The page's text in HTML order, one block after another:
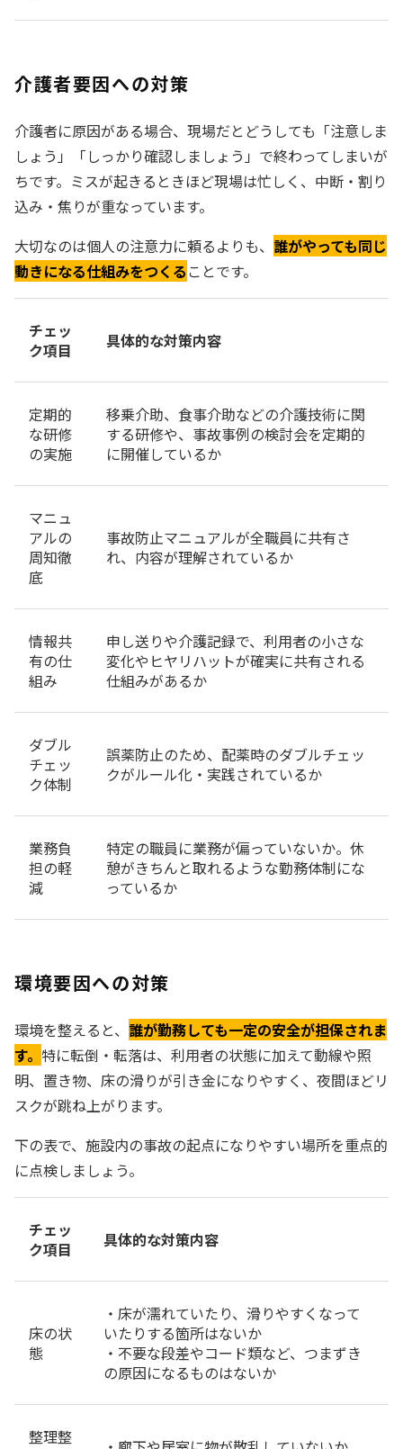
介護者要因への対策
介護者に原因がある場合、現場だとどうしても「注意しま
しょう」「しっかり確認しましょう」で終わってしまいが
ちです。ミスが起きるときほど現場は忙しく、中断・割り
込み・焦りが重なっています。
大切なのは個人の注意力に頼るよりも、 誰がやっても同じ
動きになる仕組みをつくる ことです。
チェッ
ク項目
具体的な対策内容
定期的
な研修
の実施
移乗介助、食事介助などの介護技術に関
する研修や、事故事例の検討会を定期的
に開催しているか
マニュ
アルの
周知徹
底
事故防止マニュアルが全職員に共有さ
れ、内容が理解されているか
情報共
有の仕
組み
申し送りや介護記録で、利用者の小さな
変化やヒヤリハットが確実に共有される
仕組みがあるか
ダブル
チェッ
ク体制
誤薬防止のため、配薬時のダブルチェッ
クがルール化・実践されているか
業務負
担の軽
減
特定の職員に業務が偏っていないか。休
憩がきちんと取れるような勤務体制にな
っているか
環境要因への対策
環境を整えると、 誰が勤務しても一定の安全が担保されま
す。 特に転倒・転落は、利用者の状態に加えて動線や照
明、置き物、床の滑りが引き金になりやすく、夜間ほどリ
スクが跳ね上がります。
下の表で、施設内の事故の起点になりやすい場所を重点的
に点検しましょう。
チェッ
ク項目
具体的な対策内容
床の状
態
・床が濡れていたり、滑りやすくなって
いたりする箇所はないか
・不要な段差やコード類など、つまずき
の原因になるものはないか
整理整